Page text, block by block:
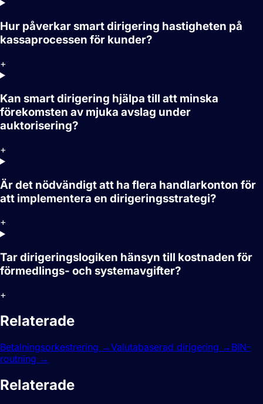
Hur påverkar smart dirigering hastigheten på
kassaprocessen för kunder?
+
Kan smart dirigering hjälpa till att minska
förekomsten av mjuka avslag under
auktorisering?
+
Är det nödvändigt att ha flera handlarkonton för
att implementera en dirigeringsstrategi?
+
Tar dirigeringslogiken hänsyn till kostnaden för
förmedlings- och systemavgifter?
+
Relaterade
Betalningsorkestrering →Valutabaserad dirigering → BIN-
routning →
Relaterade